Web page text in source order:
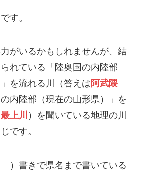
す。
がいるかもしれませんが、結
れている
「陸奥国の内陸部
を流れる川（答えは 阿武隈
の内陸部（現在の山形県）」 を
最上川 ）を聞いている地理の川
です。
書きで県名まで書いている